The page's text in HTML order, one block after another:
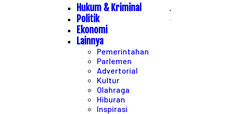
Hukum & Kriminal
Politik
Ekonomi
Lainnya
Pemerintahan
Parlemen
Advertorial
Kultur
Olahraga
Hiburan
Inspirasi